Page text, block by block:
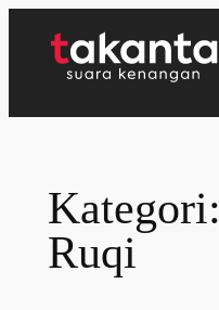
Kategori:
Ruqi